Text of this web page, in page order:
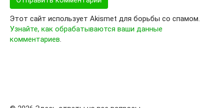
Этот сайт использует Akismet для борьбы со спамом.
Узнайте, как обрабатываются ваши данные
комментариев.